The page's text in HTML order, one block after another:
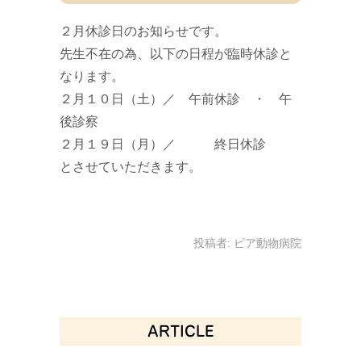
２月休診日のお知らせです。
先生不在の為、以下の日程が臨時休診と
なります。
２月１０日（土）／ 午前休診 ・ 午
後診察
２月１９日（月）／ 終日休診
とさせていただきます。
投稿者: ピア動物病院
ARTICLE